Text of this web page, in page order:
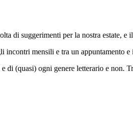
di suggerimenti per la nostra estate,
incontri mensili e tra un appuntamento e
di (quasi) ogni genere letterario e non.